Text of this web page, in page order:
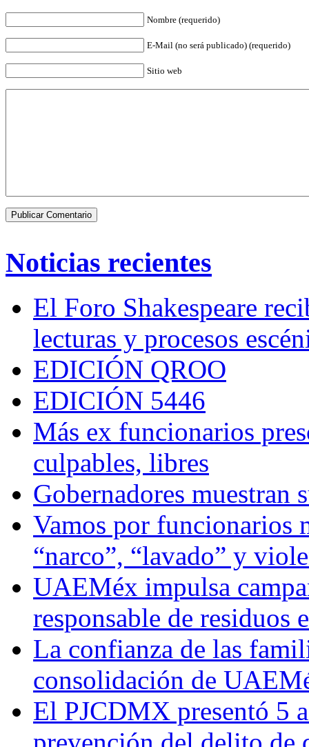
Nombre (requerido)
E-Mail (no será publicado) (requerido)
Sitio web
Noticias recientes
El Foro Shakespeare
lecturas y procesos
EDICIÓN QROO
EDICIÓN 5446
Más ex funcionarios
culpables, libres
Gobernadores muestran
Vamos por funcionarios
“narco”, “lavado” y
UAEMéx impulsa
responsable de residuos
La confianza de las
consolidación de
El PJCDMX presentó 5